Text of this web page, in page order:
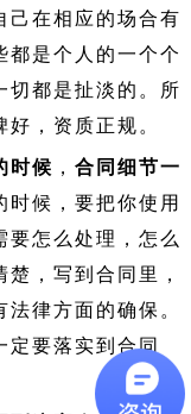
己在相应的场合有
都是个人的一个个
切都是扯淡的。所
，资质正规。
时候 ， 合同细节一
时候，要把你使用
要怎么处理，怎么
，写到合同里，
律方面的确保。
定要落实到合同